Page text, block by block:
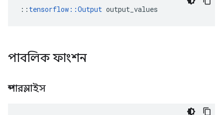
:: tensorflow::Output output_values
পাবলিক ফাংশন
স্পারস্লাইস